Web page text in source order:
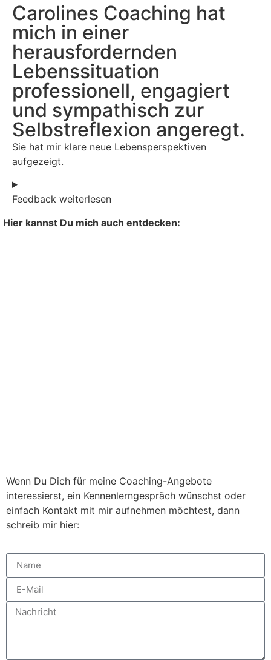
Carolines Coaching hat
mich in einer
herausfordernden
Lebenssituation
professionell, engagiert
und sympathisch zur
Selbstreflexion angeregt.
Sie hat mir klare neue Lebensperspektiven
aufgezeigt.
Feedback weiterlesen
Hier kannst Du mich auch entdecken:
Wenn Du Dich für meine Coaching-Angebote
interessierst, ein Kennenlerngespräch wünschst oder
einfach Kontakt mit mir aufnehmen möchtest, dann
schreib mir hier: